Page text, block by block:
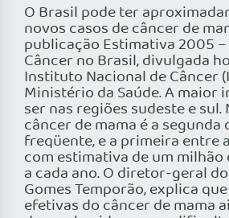
O Brasil pode ter
novos casos de câncer de
publicação Estimativa 2005
Câncer no Brasil, divulgada
Instituto Nacional de Câncer
Ministério da Saúde. A maior
ser nas regiões sudeste e sul.
câncer de mama é a segunda
freqüente, e a primeira entre
com estimativa de um milhão
a cada ano. O diretor-geral
Gomes Temporão, explica
efetivas do câncer de mama